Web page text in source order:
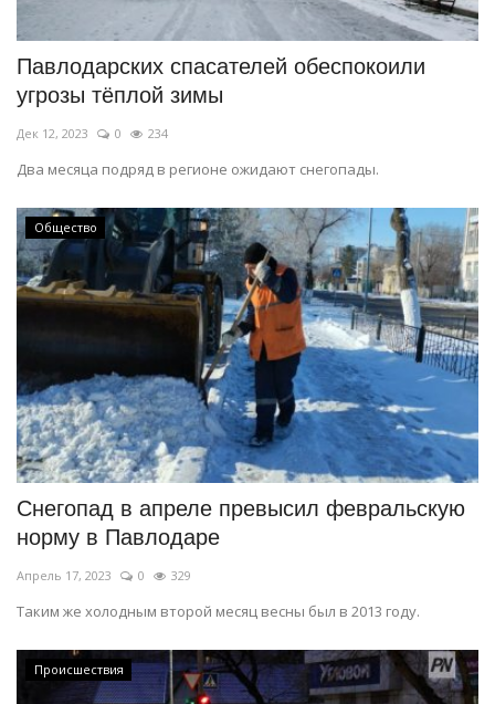
Павлодарских спасателей обеспокоили
угрозы тёплой зимы
Дек 12, 2023 0 234
Два месяца подряд в регионе ожидают снегопады.
Общество
Снегопад в апреле превысил февральскую
норму в Павлодаре
Апрель 17, 2023 0 329
Таким же холодным второй месяц весны был в 2013 году.
Происшествия